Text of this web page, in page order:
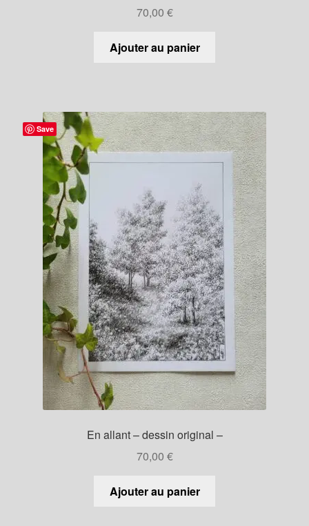
70,00 €
Ajouter au panier
Save
En allant – dessin original –
70,00 €
Ajouter au panier